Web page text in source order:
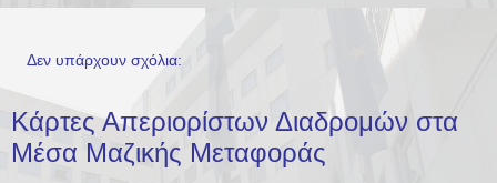
Δεν υπάρχουν σχόλια:
Κάρτες Απεριορίστων Διαδρομών στα
Μέσα Μαζικής Μεταφοράς